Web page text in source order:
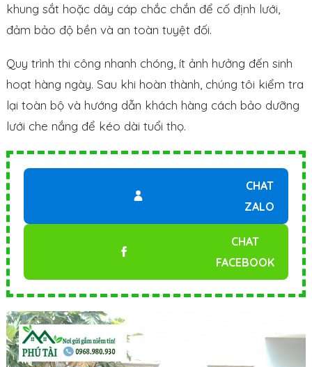
khung sắt hoặc dây cáp chắc chắn để cố định lưới,
đảm bảo độ bền và an toàn tuyệt đối.
Quy trình thi công nhanh chóng, ít ảnh hưởng đến sinh
hoạt hàng ngày. Sau khi hoàn thành, chúng tôi kiểm tra
lại toàn bộ và hướng dẫn khách hàng cách bảo dưỡng
lưới che nắng để kéo dài tuổi thọ.
CHAT
ZALO
CHAT
FACEBOOK